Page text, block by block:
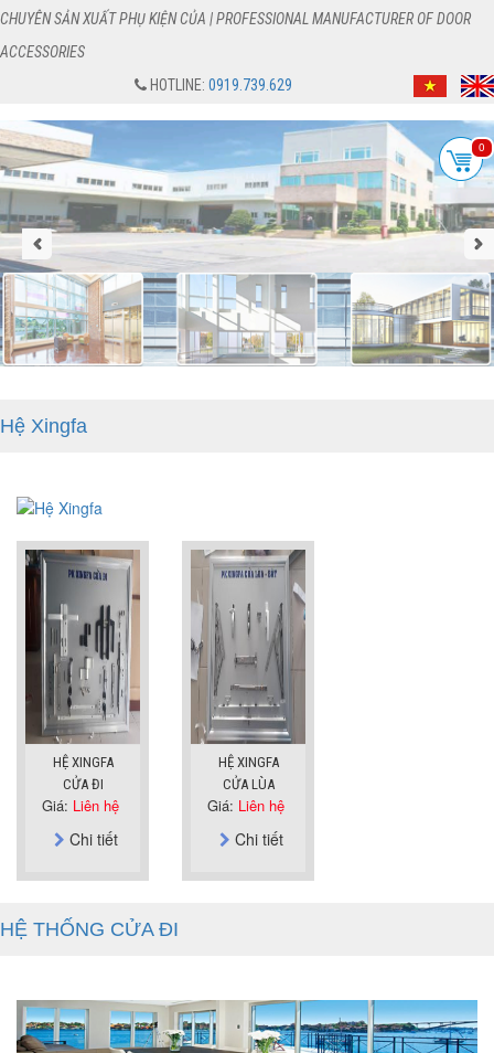
CHUYÊN SẢN XUẤT PHỤ KIỆN CỦA | PROFESSIONAL MANUFACTURER OF DOOR
ACCESSORIES
HOTLINE: 0919.739.629
0
Hệ Xingfa
HỆ XINGFA
CỬA ĐI
Giá: Liên hệ
Chi tiết
HỆ XINGFA
CỬA LÙA
Giá: Liên hệ
Chi tiết
HỆ THỐNG CỬA ĐI